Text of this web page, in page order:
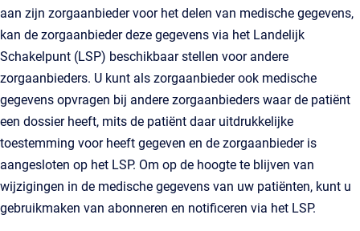
aan zijn zorgaanbieder voor het delen van medische gegevens,
kan de zorgaanbieder deze gegevens via het Landelijk
Schakelpunt (LSP) beschikbaar stellen voor andere
zorgaanbieders. U kunt als zorgaanbieder ook medische
gegevens opvragen bij andere zorgaanbieders waar de patiënt
een dossier heeft, mits de patiënt daar uitdrukkelijke
toestemming voor heeft gegeven en de zorgaanbieder is
aangesloten op het LSP. Om op de hoogte te blijven van
wijzigingen in de medische gegevens van uw patiënten, kunt u
gebruikmaken van abonneren en notificeren via het LSP.